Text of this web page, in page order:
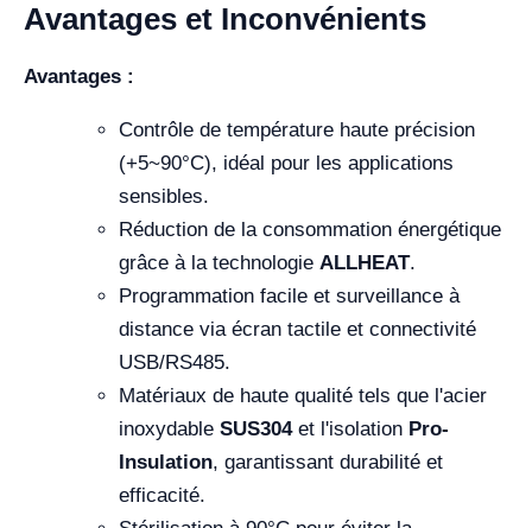
Avantages et Inconvénients
Avantages :
Contrôle de température haute précision
(+5~90°C), idéal pour les applications
sensibles.
Réduction de la consommation énergétique
grâce à la technologie ALLHEAT.
Programmation facile et surveillance à
distance via écran tactile et connectivité
USB/RS485.
Matériaux de haute qualité tels que l'acier
inoxydable SUS304et l'isolation Pro-
Insulation, garantissant durabilité et
efficacité.